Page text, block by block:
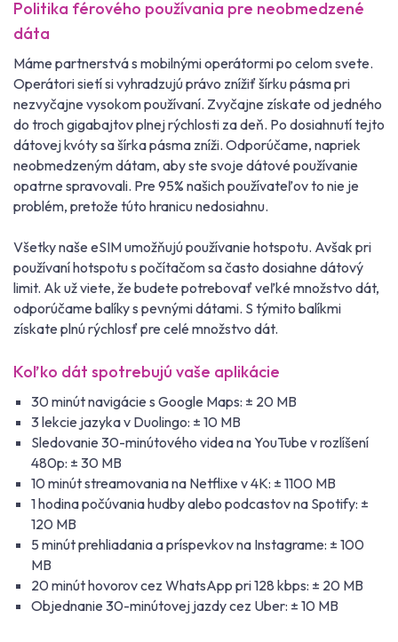
Politika férového používania pre neobmedzené
dáta
Máme partnerstvá s mobilnými operátormi po celom svete.
Operátori sietí si vyhradzujú právo znížiť šírku pásma pri
nezvyčajne vysokom používaní. Zvyčajne získate od jedného
do troch gigabajtov plnej rýchlosti za deň. Po dosiahnutí tejto
dátovej kvóty sa šírka pásma zníži. Odporúčame, napriek
neobmedzeným dátam, aby ste svoje dátové používanie
opatrne spravovali. Pre 95% našich používateľov to nie je
problém, pretože túto hranicu nedosiahnu.
Všetky naše eSIM umožňujú používanie hotspotu. Avšak pri
používaní hotspotu s počítačom sa často dosiahne dátový
limit. Ak už viete, že budete potrebovať veľké množstvo dát,
odporúčame balíky s pevnými dátami. S týmito balíkmi
získate plnú rýchlosť pre celé množstvo dát.
Koľko dát spotrebujú vaše aplikácie
30 minút navigácie s Google Maps: ± 20 MB
3 lekcie jazyka v Duolingo: ± 10 MB
Sledovanie 30-minútového videa na YouTube v rozlíšení
480p: ± 30 MB
10 minút streamovania na Netflixe v 4K: ± 1100 MB
1 hodina počúvania hudby alebo podcastov na Spotify: ±
120 MB
5 minút prehliadania a príspevkov na Instagrame: ± 100
MB
20 minút hovorov cez WhatsApp pri 128 kbps: ± 20 MB
Objednanie 30-minútovej jazdy cez Uber: ± 10 MB